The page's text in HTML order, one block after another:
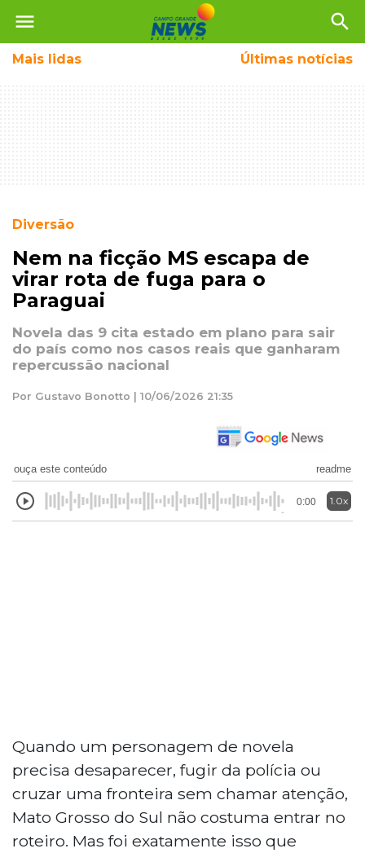
menu search
Mais lidas Últimas notícias
Diversão
Nem na ficção MS escapa de
virar rota de fuga para o
Paraguai
Novela das 9 cita estado em plano para sair
do país como nos casos reais que ganharam
repercussão nacional
Por Gustavo Bonotto | 10/06/2026 21:35
ouça este conteúdo readme
0:00 1.0x
Quando um personagem de novela
precisa desaparecer, fugir da polícia ou
cruzar uma fronteira sem chamar atenção,
Mato Grosso do Sul não costuma entrar no
roteiro. Mas foi exatamente isso que